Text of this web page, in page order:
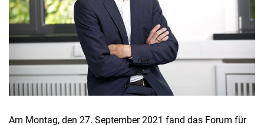
Am Montag, den 27. September 2021 fand das Forum für